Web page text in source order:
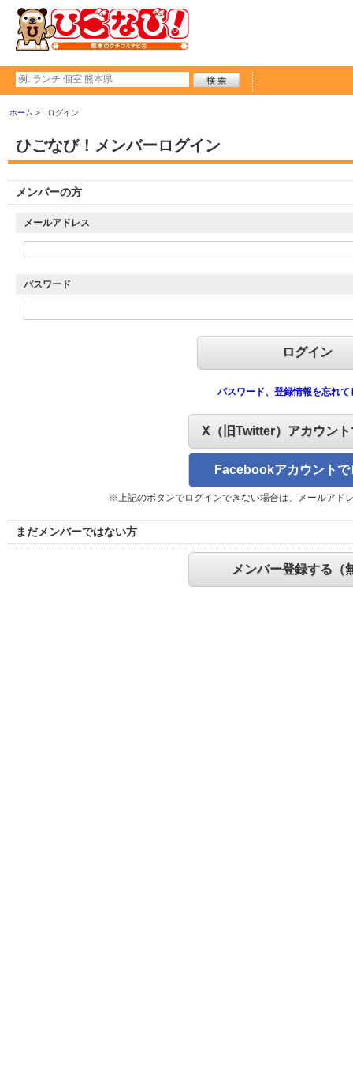
ホーム ログイン
ひごなび！メンバーログイン
メンバーの方
メールアドレス
パスワード
パスワード、登録情報を忘れて
X（旧Twitter）アカウン
Facebookアカウントで
※上記のボタンでログインできない場合は、メールアド
まだメンバーではない方
メンバー登録する（